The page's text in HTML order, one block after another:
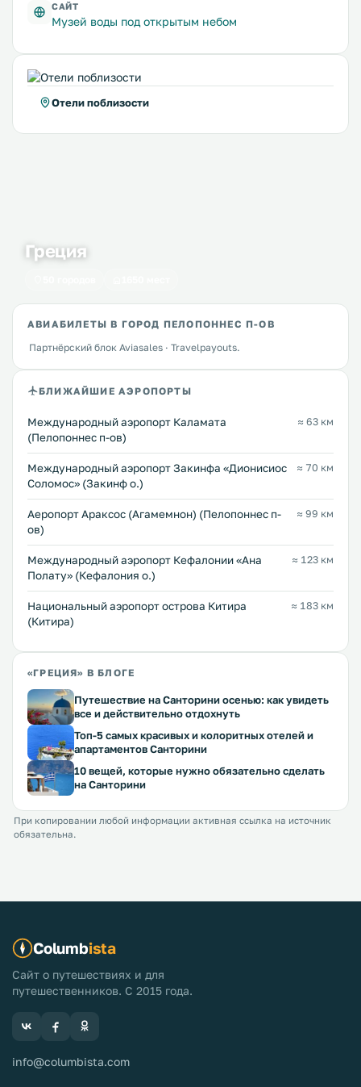
САЙТ
Музей воды под открытым небом
Отели поблизости
Греция
АВИАБИЛЕТЫ В ГОРОД ПЕЛОПОННЕС П-ОВ
Партнёрский блок Aviasales · Travelpayouts.
БЛИЖАЙШИЕ АЭРОПОРТЫ
Международный аэропорт Каламата
(Пелопоннес п-ов)
≈ 63 км
Международный аэропорт Закинфа «Дионисиос
Соломос» (Закинф о.)
≈ 70 км
Аеропорт Араксос (Агамемнон) (Пелопоннес п-
ов)
≈ 99 км
Международный аэропорт Кефалонии «Ана
Полату» (Кефалония о.)
≈ 123 км
Национальный аэропорт острова Китира
(Китира)
≈ 183 км
«ГРЕЦИЯ» В БЛОГЕ
Путешествие на Санторини осенью: как увидеть
все и действительно отдохнуть
Топ-5 самых красивых и колоритных отелей и
апартаментов Санторини
10 вещей, которые нужно обязательно сделать
на Санторини
При копировании любой информации активная ссылка на источник
обязательна.
Columbista
Сайт о путешествиях и для
путешественников. С 2015 года.
info@columbista.com